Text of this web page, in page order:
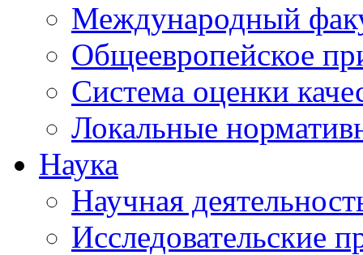
Международный
Общеевропейское
Система оценки
Локальные
Наука
Научная
Исследовательские